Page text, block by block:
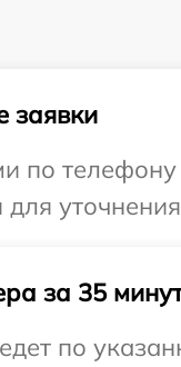
заявки
по
за 35
по